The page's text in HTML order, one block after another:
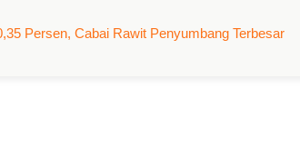
Persen, Cabai Rawit Penyumbang Terbesar